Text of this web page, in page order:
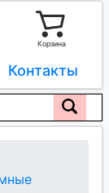
Корзина
Контакты